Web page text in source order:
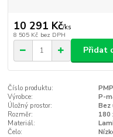
10 291 Kč/ks
8 505 Kč bez DPH
Přidat
Číslo produktu:
Výrobce:
P-
Úložný prostor:
Bez
Rozměr:
180
Materiál:
Čelo: